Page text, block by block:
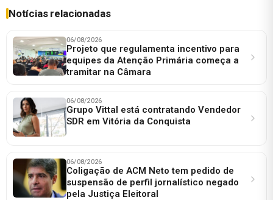
Notícias relacionadas
06/08/2026
Projeto que regulamenta incentivo para
equipes da Atenção Primária começa a
tramitar na Câmara
06/08/2026
Grupo Vittal está contratando Vendedor
SDR em Vitória da Conquista
06/08/2026
Coligação de ACM Neto tem pedido de
suspensão de perfil jornalístico negado
pela Justiça Eleitoral